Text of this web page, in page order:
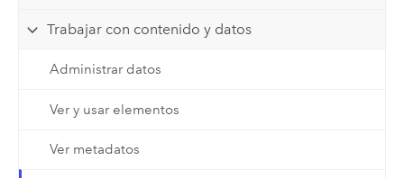
Trabajar con contenido y datos
Administrar datos
Ver y usar elementos
Ver metadatos